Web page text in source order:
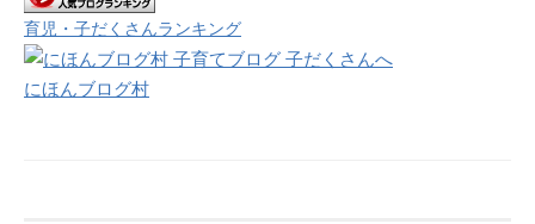
育児・子だくさんランキング
にほんブログ村